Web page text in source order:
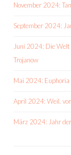
November 2024:
September 2024:
Juni 2024: Die
Trojanow
Mai 2024: Euphoria
April 2024: Weil.
März 2024: Jahr